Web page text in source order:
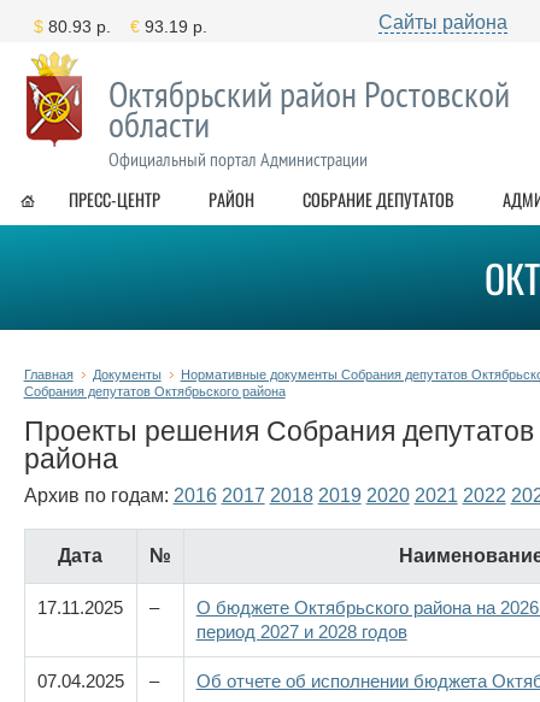
Сайты района
Октябрьский район Ростовской
области
Официальный портал Администрации
ПРЕСС-ЦЕНТР РАЙОН СОБРАНИЕ ДЕПУТАТОВ
Главная Документы
Нормативные документы Собрания депутатов
Собрания депутатов Октябрьского района
Проекты решения Собрания депутатов
района
Архив по годам: 2016 2017 2018 2019 2020 2021 2022
Дата №
17.11.2025 –
О бюджете Октябрьского района на
период 2027 и 2028 годов
07.04.2025 –
Об отчете об исполнении бюджета